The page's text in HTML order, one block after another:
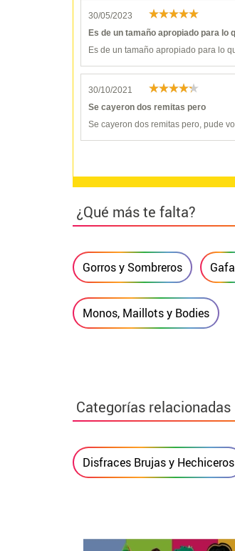
30/05/2023
Es de un tamaño apropiado para lo
Es de un tamaño apropiado para lo
30/10/2021
Se cayeron dos remitas pero
Se cayeron dos remitas pero, pude
¿Qué más te falta?
Gorros y Sombreros
Monos, Maillots y Bodies
Categorías relacionadas
Disfraces Brujas y Hechiceros